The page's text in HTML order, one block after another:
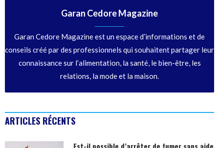
Garan Cedore Magazine
Garan Cedore Magazine est un espace d’informations et de
conseils créé par des professionnels qui souhaitent partager leur
connaissance sur l’alimentation, la santé, le bien-être, les
relations, la mode et la maison.
ARTICLES RÉCENTS